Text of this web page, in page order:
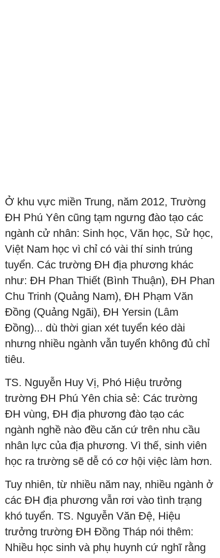
Ở khu vực miền Trung, năm 2012, Trường
ĐH Phú Yên cũng tạm ngưng đào tạo các
ngành cử nhân: Sinh học, Văn học, Sử học,
Việt Nam học vì chỉ có vài thí sinh trúng
tuyển. Các trường ĐH địa phương khác
như: ĐH Phan Thiết (Bình Thuận), ĐH Phan
Chu Trinh (Quảng Nam), ĐH Phạm Văn
Đồng (Quảng Ngãi), ĐH Yersin (Lâm
Đồng)... dù thời gian xét tuyển kéo dài
nhưng nhiều ngành vẫn tuyển không đủ chỉ
tiêu.
TS. Nguyễn Huy Vị, Phó Hiệu trưởng
trường ĐH Phú Yên chia sẻ: Các trường
ĐH vùng, ĐH địa phương đào tạo các
ngành nghề nào đều căn cứ trên nhu cầu
nhân lực của địa phương. Vì thế, sinh viên
học ra trường sẽ dễ có cơ hội việc làm hơn.
Tuy nhiên, từ nhiều năm nay, nhiều ngành ở
các ĐH địa phương vẫn rơi vào tình trạng
khó tuyển. TS. Nguyễn Văn Đệ, Hiệu
trưởng trường ĐH Đồng Tháp nói thêm:
Nhiều học sinh và phụ huynh cứ nghĩ rằng